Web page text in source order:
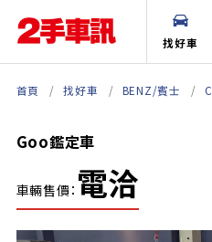
找好車
首頁 找好車 BENZ/賓士
Goo鑑定車
車輛售價： 電洽